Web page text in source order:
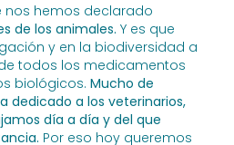
nos hemos declarado
de los animales. Y es que
y en la biodiversidad a
todos los medicamentos
biológicos. Mucho de
dedicado a los veterinarios,
día a día y del que
Por eso hoy queremos